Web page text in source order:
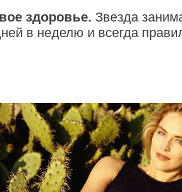
здоровье. Звезда
в неделю и всегда